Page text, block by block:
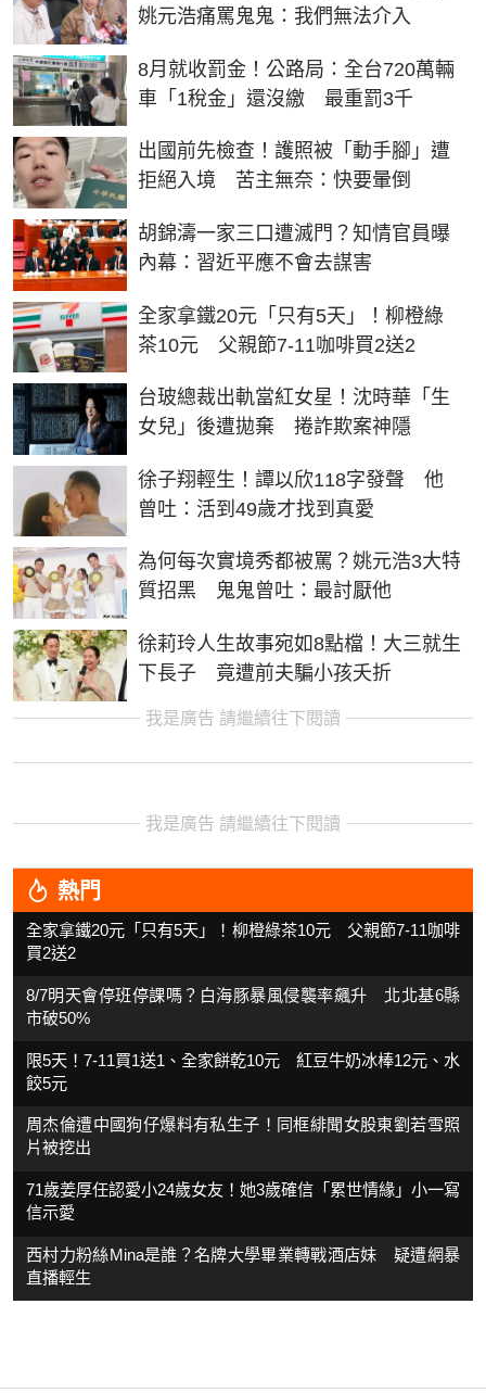
姚元浩痛罵鬼鬼：我們無法介入
8月就收罰金！公路局：全台720萬輛
車「1稅金」還沒繳 最重罰3千
出國前先檢查！護照被「動手腳」遭
拒絕入境 苦主無奈：快要暈倒
胡錦濤一家三口遭滅門？知情官員曝
內幕：習近平應不會去謀害
全家拿鐵20元「只有5天」！柳橙綠
茶10元 父親節7-11咖啡買2送2
台玻總裁出軌當紅女星！沈時華「生
女兒」後遭拋棄 捲詐欺案神隱
徐子翔輕生！譚以欣118字發聲 他
曾吐：活到49歲才找到真愛
為何每次實境秀都被罵？姚元浩3大特
質招黑 鬼鬼曾吐：最討厭他
徐莉玲人生故事宛如8點檔！大三就生
下長子 竟遭前夫騙小孩夭折
我是廣告 請繼續往下閱讀
我是廣告 請繼續往下閱讀
熱門
全家拿鐵20元「只有5天」！柳橙綠茶10元 父親節7-11咖啡
買2送2
8/7明天會停班停課嗎？白海豚暴風侵襲率飆升 北北基6縣
市破50%
限5天！7-11買1送1、全家餅乾10元 紅豆牛奶冰棒12元、水
餃5元
周杰倫遭中國狗仔爆料有私生子！同框緋聞女股東劉若雪照
片被挖出
71歲姜厚任認愛小24歲女友！她3歲確信「累世情緣」小一寫
信示愛
西村力粉絲Mina是誰？名牌大學畢業轉戰酒店妹 疑遭網暴
直播輕生